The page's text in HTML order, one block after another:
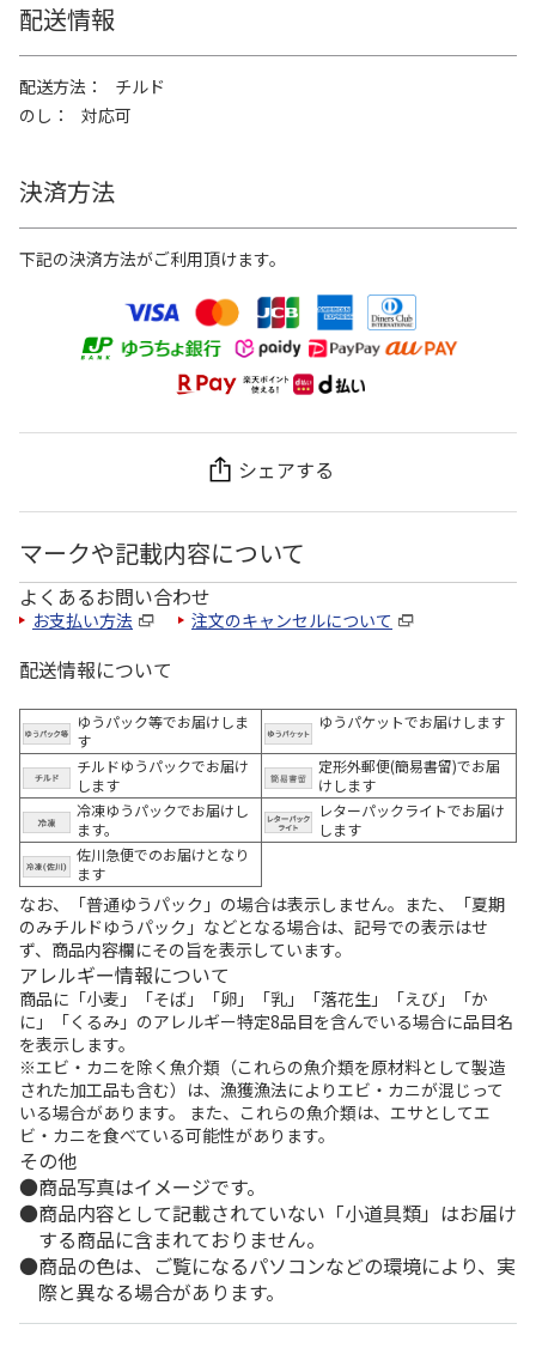
配送情報
配送方法
チルド
のし
対応可
決済方法
下記の決済方法がご利用頂けます。
シェアする
マークや記載内容について
よくあるお問い合わせ
お支払い方法 注文のキャンセルについて
配送情報について
ゆうパック等でお届けしま
す
ゆうパケットでお届けします
チルドゆうパックでお届け
します
定形外郵便(簡易書留)でお届
けします
冷凍ゆうパックでお届けし
ます。
レターパックライトでお届け
します
佐川急便でのお届けとなり
ます
なお、「普通ゆうパック」の場合は表示しません。また、「夏期
のみチルドゆうパック」などとなる場合は、記号での表示はせ
ず、商品内容欄にその旨を表示しています。
アレルギー情報について
商品に「小麦」「そば」「卵」「乳」「落花生」「えび」「か
に」「くるみ」のアレルギー特定8品目を含んでいる場合に品目名
を表示します。
※エビ・カニを除く魚介類（これらの魚介類を原材料として製造
された加工品も含む）は、漁獲漁法によりエビ・カニが混じって
いる場合があります。 また、これらの魚介類は、エサとしてエ
ビ・カニを食べている可能性があります。
その他
商品写真はイメージです。
商品内容として記載されていない「小道具類」はお届け
する商品に含まれておりません。
商品の色は、ご覧になるパソコンなどの環境により、実
際と異なる場合があります。